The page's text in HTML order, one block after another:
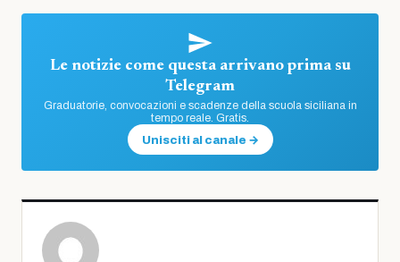
Le notizie come questa arrivano prima su
Telegram
Graduatorie, convocazioni e scadenze della scuola siciliana in
tempo reale. Gratis.
Unisciti al canale →